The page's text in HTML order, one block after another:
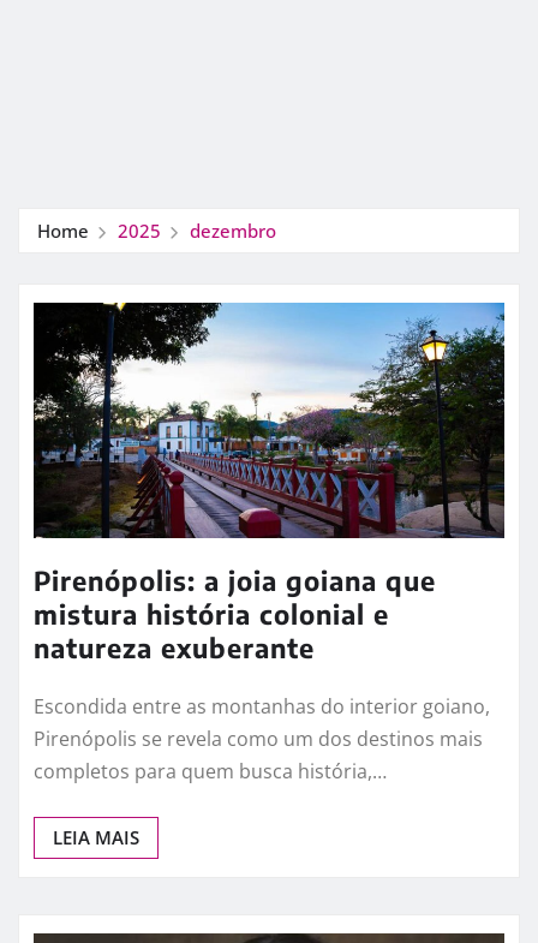
Home 2025 dezembro
Pirenópolis: a joia goiana que
mistura história colonial e
natureza exuberante
Escondida entre as montanhas do interior goiano,
Pirenópolis se revela como um dos destinos mais
completos para quem busca história,…
LEIA MAIS